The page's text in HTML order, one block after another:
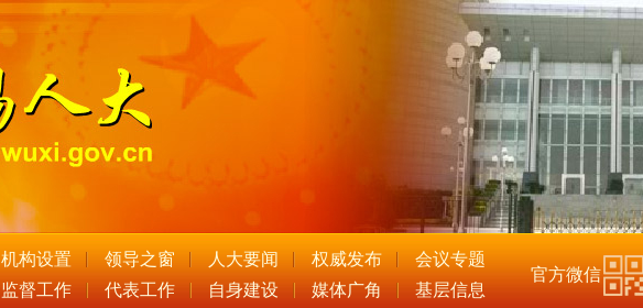
机构设置 领导之窗 人大要闻 权威发布
会议专题
监督工作 代表工作 自身建设 媒体广角 基层信息
官方微信